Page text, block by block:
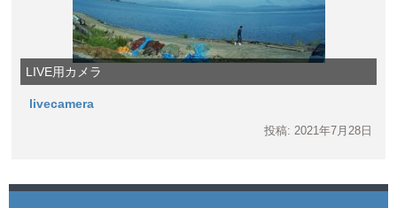
LIVE用カメラ
livecamera
投稿: 2021年7月28日